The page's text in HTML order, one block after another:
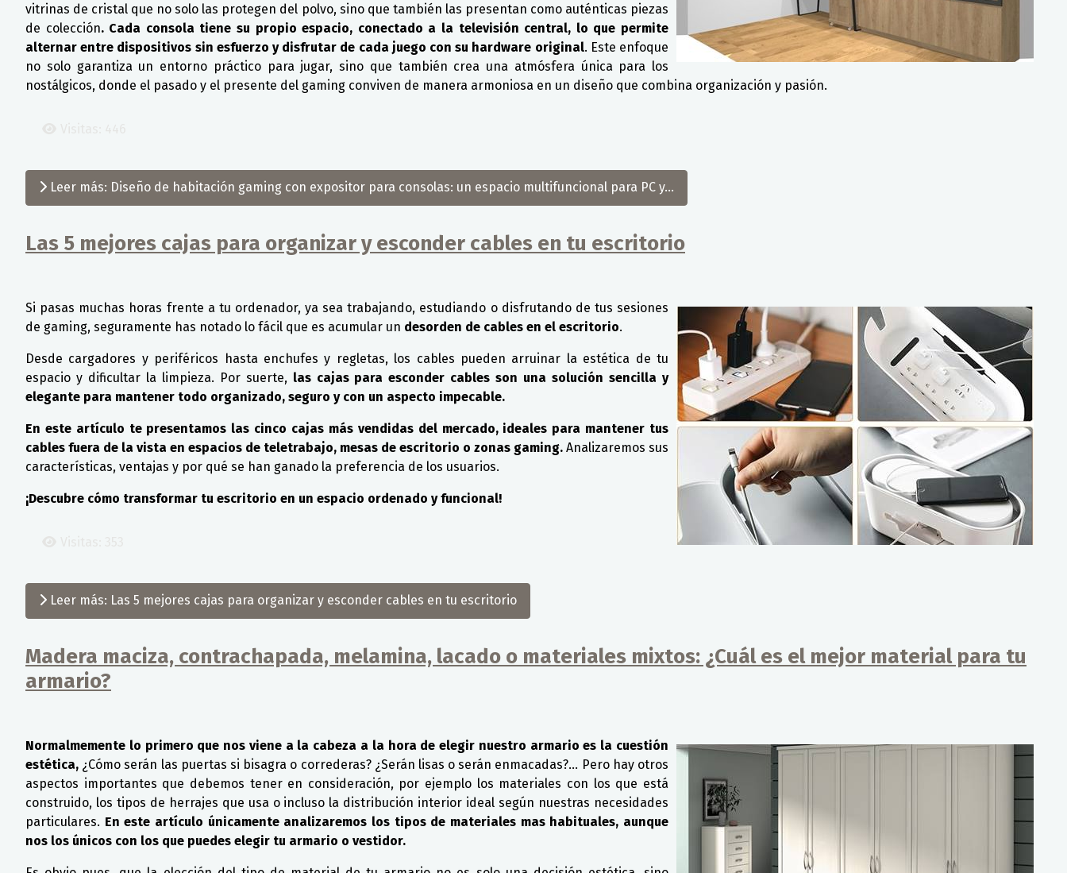
vitrinas de cristal que no solo las protegen del polvo, sino que también las presentan como auténticas piezas
de colección. Cada consola tiene su propio espacio, conectado a la televisión central, lo que permite
alternar entre dispositivos sin esfuerzo y disfrutar de cada juego con su hardware original. Este enfoque
no solo garantiza un entorno práctico para jugar, sino que también crea una atmósfera única para los
nostálgicos, donde el pasado y el presente del gaming conviven de manera armoniosa en un diseño que combina organización y pasión.
Leer más: Diseño de habitación gaming con expositor para consolas: un espacio multifuncional para PC y...
Las 5 mejores cajas para organizar y esconder cables en tu escritorio
Si pasas muchas horas frente a tu ordenador, ya sea trabajando, estudiando o disfrutando de tus sesiones
de gaming, seguramente has notado lo fácil que es acumular un desorden de cables en el escritorio.
Desde cargadores y periféricos hasta enchufes y regletas, los cables pueden arruinar la estética de tu
espacio y dificultar la limpieza. Por suerte, las cajas para esconder cables son una solución sencilla y
elegante para mantener todo organizado, seguro y con un aspecto impecable.
En este artículo te presentamos las cinco cajas más vendidas del mercado, ideales para mantener tus
cables fuera de la vista en espacios de teletrabajo, mesas de escritorio o zonas gaming. Analizaremos sus
características, ventajas y por qué se han ganado la preferencia de los usuarios.
¡Descubre cómo transformar tu escritorio en un espacio ordenado y funcional!
Leer más: Las 5 mejores cajas para organizar y esconder cables en tu escritorio
Madera maciza, contrachapada, melamina, lacado o materiales mixtos: ¿Cuál es el mejor material para tu
armario?
Normalmemente lo primero que nos viene a la cabeza a la hora de elegir nuestro armario es la cuestión
estética, ¿Cómo serán las puertas si bisagra o correderas? ¿Serán lisas o serán enmacadas?... Pero hay otros
aspectos importantes que debemos tener en consideración, por ejemplo los materiales con los que está
construido, los tipos de herrajes que usa o incluso la distribución interior ideal según nuestras necesidades
particulares. En este artículo únicamente analizaremos los tipos de materiales mas habituales, aunque
nos los únicos con los que puedes elegir tu armario o vestidor.